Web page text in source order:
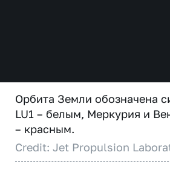
Орбита Земли обозначена
LU1 – белым, Меркурия и
– красным.
Credit: Jet Propulsion